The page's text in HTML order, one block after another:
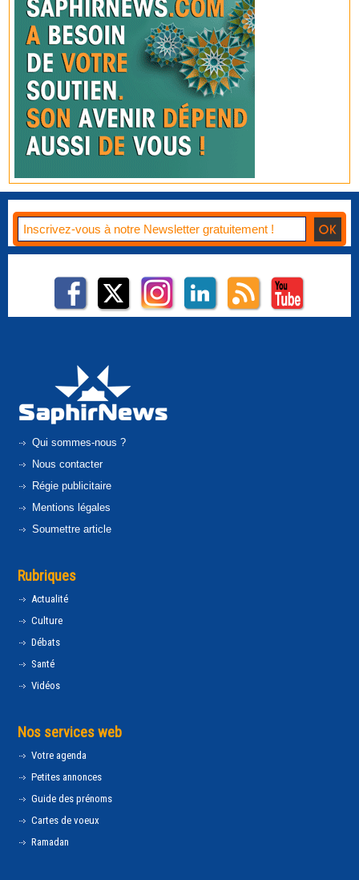
Qui sommes-nous ?
Nous contacter
Régie publicitaire
Mentions légales
Soumettre article
Rubriques
Actualité
Culture
Débats
Santé
Vidéos
Nos services web
Votre agenda
Petites annonces
Guide des prénoms
Cartes de voeux
Ramadan